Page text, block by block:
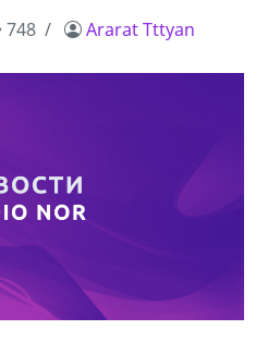
748 Ararat Tttyan